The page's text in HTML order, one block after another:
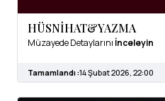
HÜSNİHAT&YAZMA
Müzayede Detaylarını İnceleyin
Tamamlandı :14 Şubat 2026, 22:00